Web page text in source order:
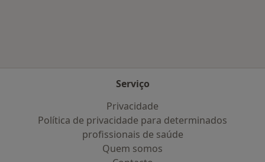
Serviço
Privacidade
Política de privacidade para determinados
profissionais de saúde
Quem somos